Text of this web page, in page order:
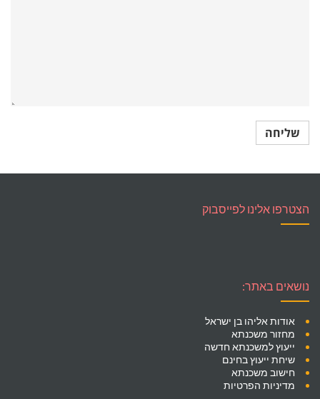
הצטרפו אלינו לפייסבוק
נושאים באתר:
אודות אליהו בן ישראל
מחזור משכנתא
ייעוץ למשכנתא חדשה
שיחת ייעוץ בחינם
חישוב משכנתא
מדיניות הפרטיות